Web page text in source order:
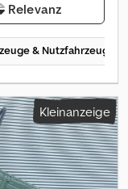
Relevanz
& Nutzfahrzeuge
Kleinanzeige